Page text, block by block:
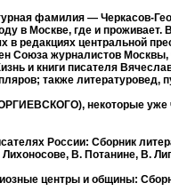
фамилия — Черкасов-
в Москве, где и проживает.
в редакциях центральной
Союза журналистов Москвы,
и книги писателя
также литературовед,
некоторые уже
России: Сборник
В. Потанине, В.
центры и общины: